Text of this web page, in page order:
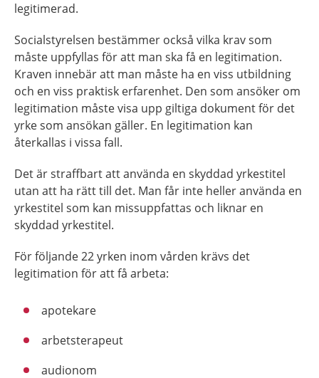
legitimerad.
Socialstyrelsen bestämmer också vilka krav som
måste uppfyllas för att man ska få en legitimation.
Kraven innebär att man måste ha en viss utbildning
och en viss praktisk erfarenhet. Den som ansöker om
legitimation måste visa upp giltiga dokument för det
yrke som ansökan gäller. En legitimation kan
återkallas i vissa fall.
Det är straffbart att använda en skyddad yrkestitel
utan att ha rätt till det. Man får inte heller använda en
yrkestitel som kan missuppfattas och liknar en
skyddad yrkestitel.
För följande 22 yrken inom vården krävs det
legitimation för att få arbeta:
apotekare
arbetsterapeut
audionom